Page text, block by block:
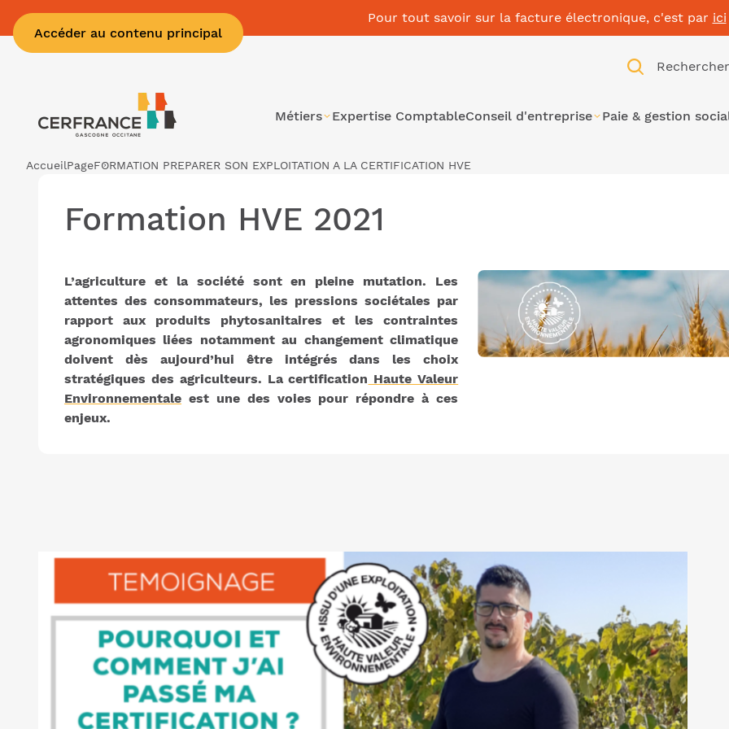
Accéder au contenu principal
Pour tout savoir sur la facture électronique, c'est par ici
Rechercher
Métiers Expertise ComptableConseil d'entreprise Paie & gestion
AccueilPageFORMATION PREPARER SON EXPLOITATION A LA CERTIFICATION HVE
Formation HVE 2021
L’agriculture et la société sont en pleine mutation. Les
attentes des consommateurs, les pressions sociétales par
rapport aux produits phytosanitaires et les contraintes
agronomiques liées notamment au changement climatique
doivent dès aujourd’hui être intégrés dans les choix
stratégiques des agriculteurs. La certification Haute Valeur
Environnementale est une des voies pour répondre à ces
enjeux.